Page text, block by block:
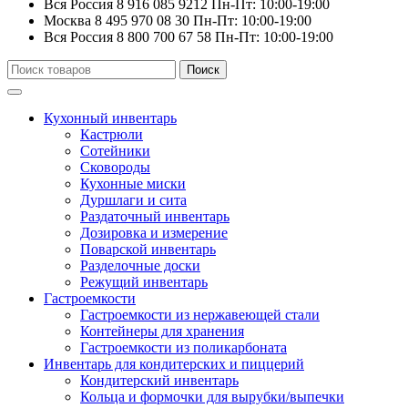
Вся Россия 8 916 085 9212
Пн-Пт: 10:00-19:00
Москва 8 495 970 08 30 Пн-Пт: 10:00-19:00
Вся Россия 8 800 700 67 58 Пн-Пт: 10:00-19:00
Искать:
Поиск
Кухонный инвентарь
Кастрюли
Сотейники
Сковороды
Кухонные миски
Дуршлаги и сита
Раздаточный инвентарь
Дозировка и измерение
Поварской инвентарь
Разделочные доски
Режущий инвентарь
Гастроемкости
Гастроемкости из нержавеющей стали
Контейнеры для хранения
Гастроемкости из поликарбоната
Инвентарь для кондитерских и пиццерий
Кондитерский инвентарь
Кольца и формочки для вырубки/выпечки